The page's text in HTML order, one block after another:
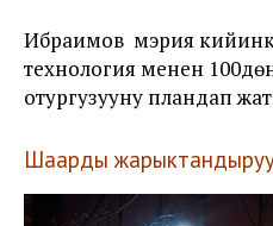
Ибраимов мэрия
технология менен
отургузууну пландап
Шаарды